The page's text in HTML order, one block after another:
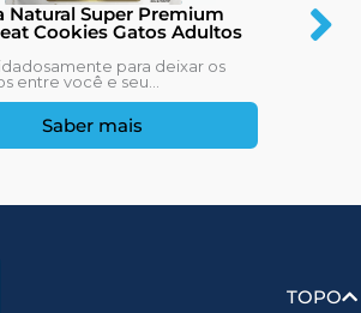
Natural Super Premium
Cookies Gatos Adultos
para deixar os
entre você e seu...
Saber mais
TOPO